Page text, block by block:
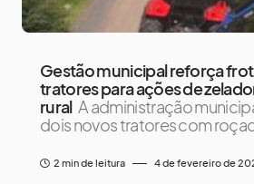
Gestão municipal reforça
tratores para ações de
rural A administração
dois novos tratores com
2 min de leitura 4 de fevereiro de